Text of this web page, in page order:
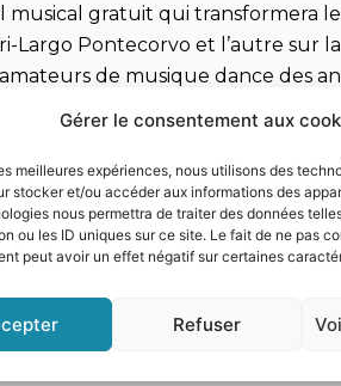
Gérer le consentement aux
meilleures expériences, nous utilisons des
stocker et/ou accéder aux informations des
nous permettra de traiter des données
ou les ID uniques sur ce site. Le fait de ne pas
peut avoir un effet négatif sur certaines
Refuser
musical gratuit qui transformera le
Largo Pontecorvo et l’autre sur la
de musique dance des
Dimartino”ouvrira la série le 18
la place accueillera la finale du